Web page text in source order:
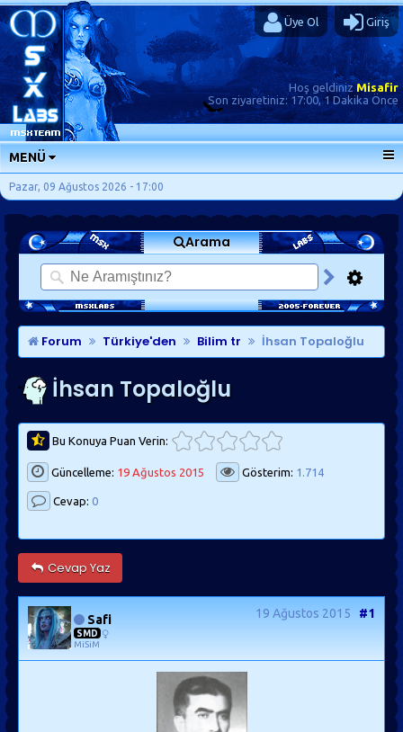
Üye Ol Giriş
Hoş geldinizMisafir
Son ziyaretiniz: 17:00, 1 Dakika Önce
MENÜ
ANA SAYFA
FORUMLAR
SORU-CEVAP
GÜNLÜKLER
SON MESAJLAR
KISAYOLLAR
Pazar, 09 Ağustos 2026 - 17:00
Arama
Forum Türkiye'den Bilim tr İhsan Topaloğlu
İhsan Topaloğlu
Bu Konuya Puan Verin:
Güncelleme: 19 Ağustos 2015 Gösterim: 1.714
Cevap: 0
Cevap Yaz
Safi
SMD
MiSiM
19 Ağustos 2015 #1